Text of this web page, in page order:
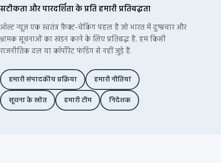
सटीकता और पारदर्शिता के प्रति हमारी प्रतिबद्धता
ऑल्ट न्यूज़ एक स्वतंत्र फ़ैक्ट-चेकिंग पहल है जो भारत में दुष्प्रचार और
भ्रामक सूचनाओं का खंडन करने के लिए प्रतिबद्ध है. हम किसी
राजनीतिक दल या कॉर्पोरेट फंडिंग से नहीं जुड़े हैं.
हमारी संपादकीय प्रक्रिया
हमारी नीतियां
सूचना के स्रोत
हमारी टीम निदेशक